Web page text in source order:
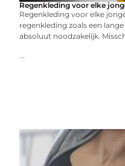
Regenkleding voor elke
Regenkleding voor elke
regenkleding zoals een
absoluut noodzakelijk.
...